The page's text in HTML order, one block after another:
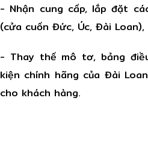
- Nhận cung cấp, lắp đặt
(cửa cuốn Đức, Úc, Đài
- Thay thế mô tơ, bảng
kiện chính hãng của Đài
cho khách hàng.